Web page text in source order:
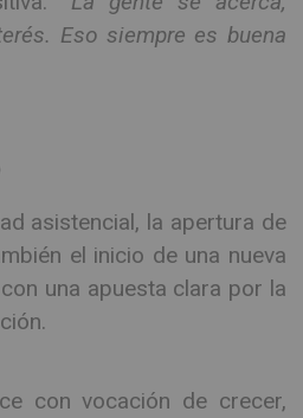
Eso siempre es buena
asistencial, la apertura de
el inicio de una nueva
una apuesta clara por la
con vocación de crecer,